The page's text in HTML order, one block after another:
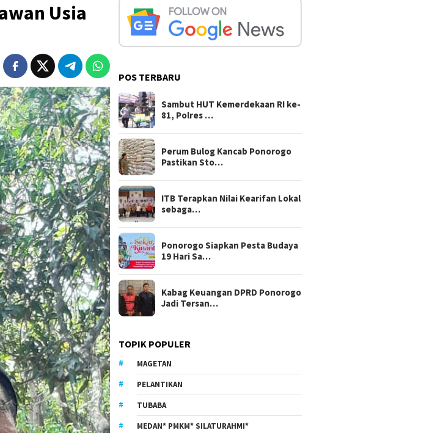
Usia
POS TERBARU
Sambut HUT Kemerdekaan RI ke-
81, Polres …
Perum Bulog Kancab Ponorogo
Pastikan Sto…
ITB Terapkan Nilai Kearifan Lokal
sebaga…
Ponorogo Siapkan Pesta Budaya
19 Hari Sa…
Kabag Keuangan DPRD Ponorogo
Jadi Tersan…
TOPIK POPULER
MAGETAN
PELANTIKAN
TUBABA
MEDAN* PMKM* SILATURAHMI*